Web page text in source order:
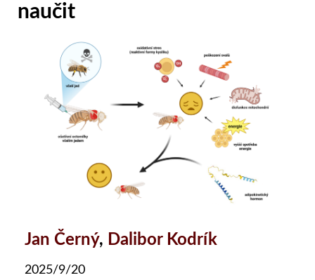
naučit
Jan Černý, Dalibor Kodrík
2025/9/20